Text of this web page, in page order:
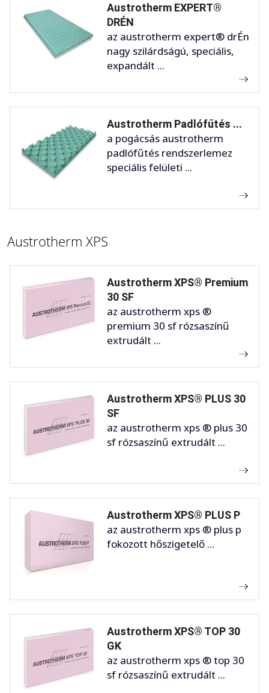
Austrotherm EXPERT®
DRÉN
az austrotherm expert® drÉn
nagy szilárdságú, speciális,
expandált ...
Austrotherm Padlófűtés ...
a pogácsás austrotherm
padlófűtés rendszerlemez
speciális felületi ...
Austrotherm XPS
Austrotherm XPS® Premium
30 SF
az austrotherm xps ®
premium 30 sf rózsaszínű
extrudált ...
Austrotherm XPS® PLUS 30
SF
az austrotherm xps ® plus 30
sf rózsaszínű extrudált ...
Austrotherm XPS® PLUS P
az austrotherm xps ® plus p
fokozott hőszigetelő ...
Austrotherm XPS® TOP 30
GK
az austrotherm xps ® top 30
sf rózsaszínű extrudált ...